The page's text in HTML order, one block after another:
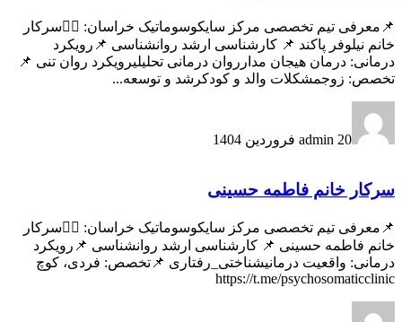
📌معرفی تیم تخصصی مرکز سایکوسوماتیک خراسان: 🧑‍⚕️سرکار
خانم نیلوفر پاکند 📌 کارشناسی ارشد روانشناسی 📌رویکرد
درمانی: درمان هیجان مدارروان درمانی تحلیلیرویکرد روان تنی 📌
تخصص: زوجمشکلات والد و کودکرشد و توسعه...
admin 20 فروردین 1404
سرکار خانم فاطمه حسینی
📌معرفی تیم تخصصی مرکز سایکوسوماتیک خراسان: 🧑‍⚕️سرکار
خانم فاطمه حسینی 📌 کارشناسی ارشد روانشناسی 📌رویکرد
درمانی: واقعیت درمانیشناختی_رفتاری 📌تخصص: فردی، کوچ
https://t.me/psychosomaticclinic